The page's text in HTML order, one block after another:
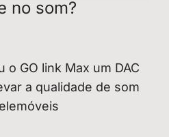
no som?
o GO link Max um DAC
a qualidade de som